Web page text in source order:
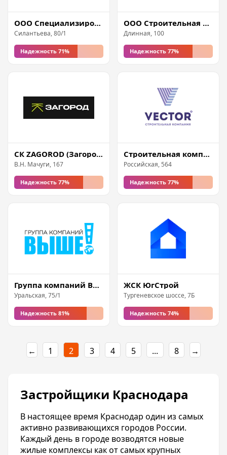
ООО Специализированный Застройщик Региональная Строительная Компания
Силантьева, 80/1
Надежность 71%
ООО Строительная компания АВГУСТ
Длинная, 100
Надежность 77%
СК ZAGOROD (Загород)
В.Н. Мачуги, 167
Надежность 77%
Строительная компания Вектор
Российская, 564
Надежность 77%
Группа компаний Выше
Уральская, 75/1
Надежность 81%
ЖСК ЮгСтрой
Тургеневское шоссе, 7Б
Надежность 74%
← 1 2 3 4 5 ... 8 →
Застройщики Краснодара
В настоящее время Краснодар один из самых
активно развивающихся городов России.
Каждый день в городе возводятся новые
жилые комплексы как от самых крупных